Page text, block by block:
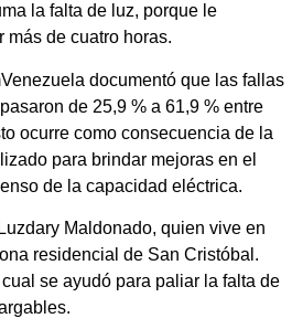
la falta de luz, porque le
de cuatro horas.
documentó que las fallas
de 25,9 % a 61,9 % entre
ocurre como consecuencia de la
para brindar mejoras en el
de la capacidad eléctrica.
Maldonado, quien vive en
residencial de San Cristóbal.
se ayudó para paliar la falta de